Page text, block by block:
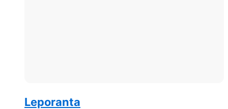
Leporanta